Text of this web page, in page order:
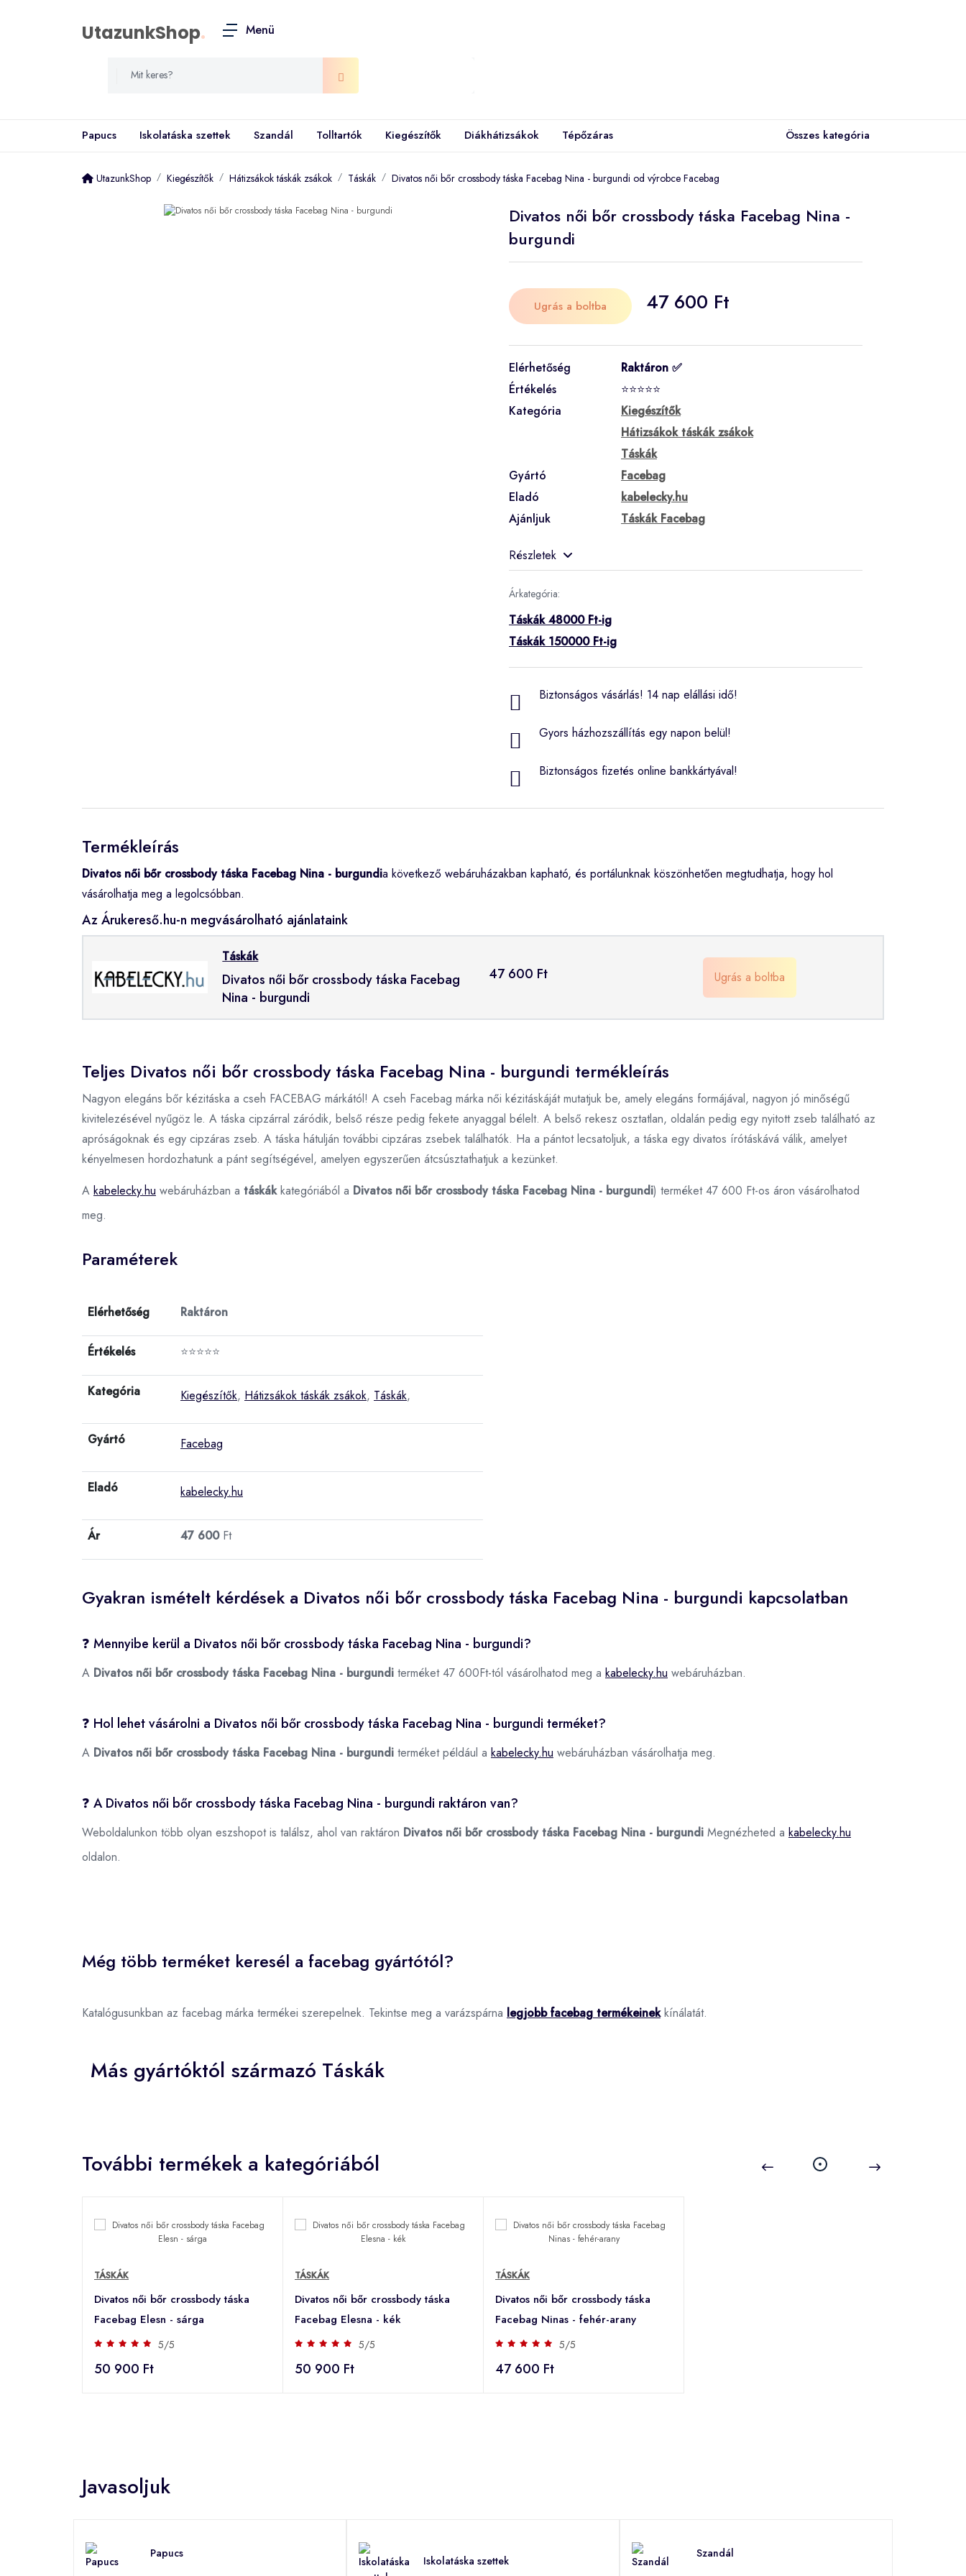
UtazunkShop. Menü
Papucs Iskolatáska szettek Szandál Tolltartók Kiegészítők Diákhátizsákok Tépőzáras Összes kategória
UtazunkShop Kiegészítők Hátizsákok táskák zsákok Táskák Divatos női bőr crossbody táska Facebag Nina - burgundi od výrobce Facebag
Divatos női bőr crossbody táska Facebag Nina -
burgundi
Ugrás a boltba 47 600 Ft
Elérhetőség
Raktáron ✅
Értékelés
⭐⭐⭐⭐⭐
Kategória
Kiegészítők
Hátizsákok táskák zsákok
Táskák
Gyártó
Facebag
Eladó
kabelecky.hu
Ajánljuk
Táskák Facebag
Részletek
Árkategória:
Táskák 48000 Ft-ig
Táskák 150000 Ft-ig
Biztonságos vásárlás! 14 nap elállási idő!
Gyors házhozszállítás egy napon belül!
Biztonságos fizetés online bankkártyával!
Termékleírás
Divatos női bőr crossbody táska Facebag Nina - burgundia következő webáruházakban kapható, és portálunknak köszönhetően megtudhatja, hogy hol
vásárolhatja meg a legolcsóbban.
Az Árukereső.hu-n megvásárolható ajánlataink
Táskák
Divatos női bőr crossbody táska Facebag
Nina - burgundi
47 600 Ft Ugrás a boltba
Teljes Divatos női bőr crossbody táska Facebag Nina - burgundi termékleírás
Nagyon elegáns bőr kézitáska a cseh FACEBAG márkától! A cseh Facebag márka női kézitáskáját mutatjuk be, amely elegáns formájával, nagyon jó minőségű
kivitelezésével nyűgöz le. A táska cipzárral záródik, belső része pedig fekete anyaggal bélelt. A belső rekesz osztatlan, oldalán pedig egy nyitott zseb található az
apróságoknak és egy cipzáras zseb. A táska hátulján további cipzáras zsebek találhatók. Ha a pántot lecsatoljuk, a táska egy divatos írótáskává válik, amelyet
kényelmesen hordozhatunk a pánt segítségével, amelyen egyszerűen átcsúsztathatjuk a kezünket.
A kabelecky.hu webáruházban a táskákkategóriából a Divatos női bőr crossbody táska Facebag Nina - burgundi) terméket 47 600 Ft-os áron vásárolhatod
meg.
Paraméterek
Elérhetőség Raktáron
Értékelés ⭐⭐⭐⭐⭐
Kategória Kiegészítők, Hátizsákok táskák zsákok, Táskák,
Gyártó Facebag
Eladó kabelecky.hu
Ár 47 600Ft
Gyakran ismételt kérdések a Divatos női bőr crossbody táska Facebag Nina - burgundi kapcsolatban
❓ Mennyibe kerül a Divatos női bőr crossbody táska Facebag Nina - burgundi?
A Divatos női bőr crossbody táska Facebag Nina - burgundi terméket 47 600Ft-tól vásárolhatod meg a kabelecky.hu webáruházban.
❓ Hol lehet vásárolni a Divatos női bőr crossbody táska Facebag Nina - burgundi terméket?
A Divatos női bőr crossbody táska Facebag Nina - burgundi terméket például a kabelecky.hu webáruházban vásárolhatja meg.
❓ A Divatos női bőr crossbody táska Facebag Nina - burgundi raktáron van?
Weboldalunkon több olyan eszshopot is találsz, ahol van raktáron Divatos női bőr crossbody táska Facebag Nina - burgundi Megnézheted a kabelecky.hu
oldalon.
Még több terméket keresél a facebag gyártótól?
Katalógusunkban az facebag márka termékei szerepelnek. Tekintse meg a varázspárna legjobb facebag termékeinekkínálatát.
Más gyártóktól származó Táskák
További termékek a kategóriából
TÁSKÁK
Divatos női bőr crossbody táska
Facebag Elesn - sárga
5/5
50 900 Ft
TÁSKÁK
Divatos női bőr crossbody táska
Facebag Elesna - kék
5/5
50 900 Ft
TÁSKÁK
Divatos női bőr crossbody táska
Facebag Ninas - fehér-arany
5/5
47 600 Ft
Javasoljuk
Papucs
Iskolatáska szettek
Szandál